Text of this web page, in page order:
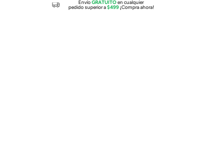
EnvíoGRATUITOen cualquier
pedido superior a$499¡Compra ahora!